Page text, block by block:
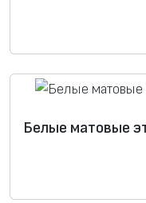
Белые матовые